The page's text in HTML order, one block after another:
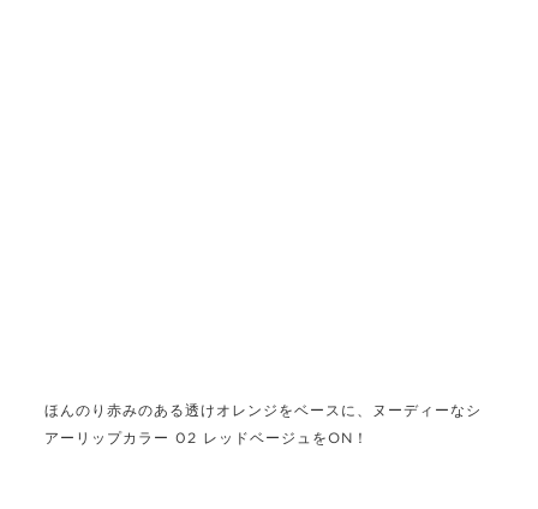
ほんのり赤みのある透けオレンジをベースに、ヌーディーなシ
アーリップカラー 02 レッドベージュをON！